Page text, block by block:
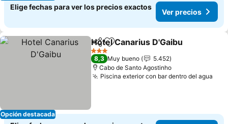
Elige fechas para ver los precios exactos
Ver precios
Opción destacada
CompartirAgregar a favoritos
Hotel Canarius D'Gaibu
3 Estrellas
8,3 Muy bueno
5.452
Cabo de Santo Agostinho
Piscina exterior con bar dentro del agua